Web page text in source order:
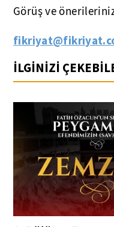
Görüş ve
İLGİNİZİ